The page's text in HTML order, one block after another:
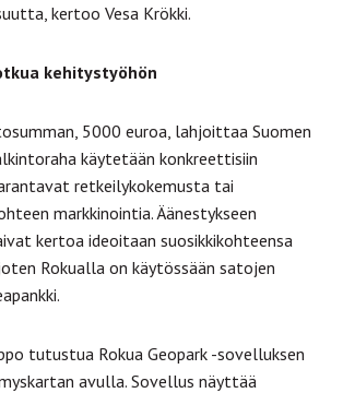
kertoo Vesa Krökki.
kehitystyöhön
5000 euroa, lahjoittaa Suomen
käytetään konkreettisiin
retkeilykokemusta tai
markkinointia. Äänestykseen
kertoa ideoitaan suosikkikohteensa
Rokualla on käytössään satojen
tutustua Rokua Geopark -sovelluksen
avulla. Sovellus näyttää